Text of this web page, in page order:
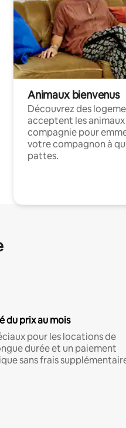
Animaux bienvenus
Découvrez des
acceptent les
compagnie pour
votre compagnon à
pattes.
du prix au mois
pour les locations de
durée et un paiement
sans frais